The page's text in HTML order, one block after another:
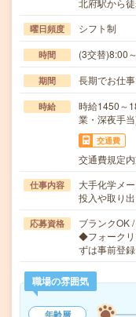
北府駅から
曜日頻度 シフト制
時間 (3交替)8:00
期間 長期でお仕
時給
時給1450～
業・深夜手
交通費
交通費規定
仕事内容
大手化学メ
投入や取り
応募資格
ブランクOK
◆フォークリ
ずは事前登
職場の雰囲気
年齢層